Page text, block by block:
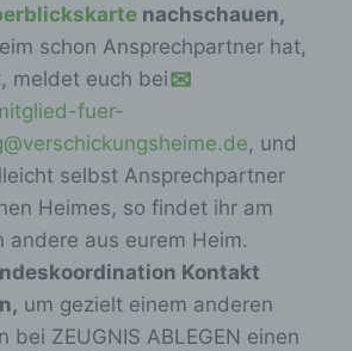
nachschauen,
schon Ansprechpartner hat,
meldet euch bei
fuer-
, und
selbst Ansprechpartner
Heimes, so findet ihr am
andere aus eurem Heim.
Kontakt
um gezielt einem anderen
bei ZEUGNIS ABLEGEN einen